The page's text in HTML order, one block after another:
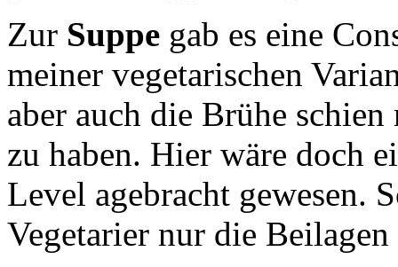
Zur Suppe gab es eine
meiner vegetarischen
aber auch die Brühe
zu haben. Hier wäre doch
Level agebracht gewesen.
Vegetarier nur die